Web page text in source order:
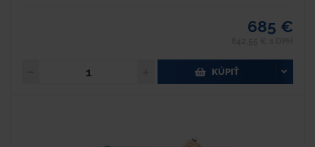
685 €
KÚPIŤ